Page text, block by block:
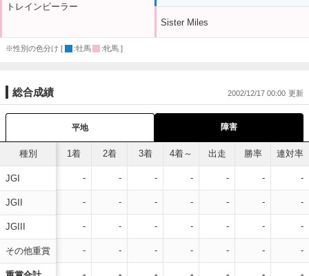
トレインビーラー
Sister Miles
※性別の色分け [ :牡馬 :牝馬 ]
総合成績 2002/12/17 00:00
平地 障害
種別
JGI
JGII
JGIII
その他重賞
1着 2着 3着 4着～ 出走 勝率 連対率
- - - - - - -
- - - - - - -
- - - - - - -
- - - - - - -